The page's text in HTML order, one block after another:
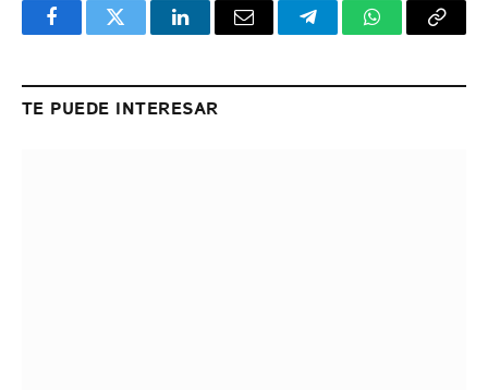
FacebookTwitter LinkedInEmail TelegramWhatsApp
Copy
TE PUEDE INTERESAR